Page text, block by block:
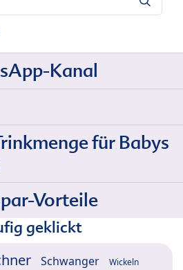
Kanal
für Babys
Vorteile
geklickt
Schwanger Wickeln